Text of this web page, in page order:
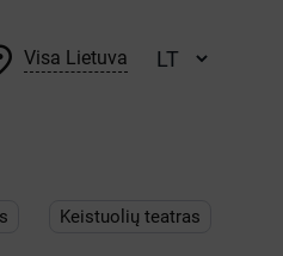
Visa Lietuva
Keistuolių teatras